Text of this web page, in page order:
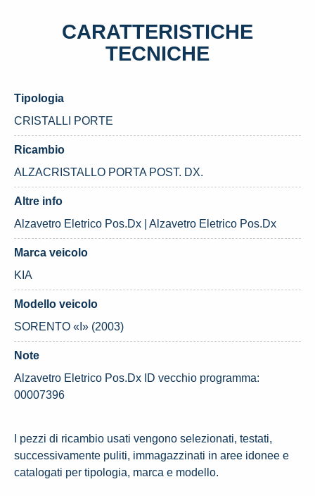
CARATTERISTICHE
TECNICHE
Tipologia
CRISTALLI PORTE
Ricambio
ALZACRISTALLO PORTA POST. DX.
Altre info
Alzavetro Eletrico Pos.Dx | Alzavetro Eletrico Pos.Dx
Marca veicolo
KIA
Modello veicolo
SORENTO «I» (2003)
Note
Alzavetro Eletrico Pos.Dx ID vecchio programma:
00007396
I pezzi di ricambio usati vengono selezionati, testati,
successivamente puliti, immagazzinati in aree idonee e
catalogati per tipologia, marca e modello.